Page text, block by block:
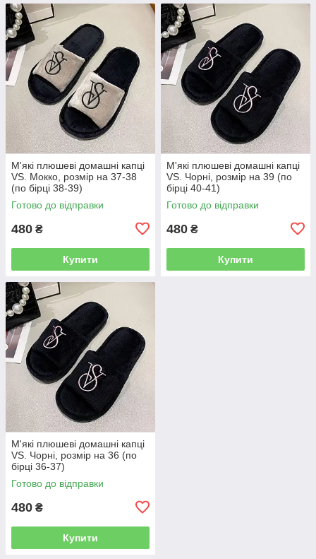
М'які плюшеві домашні капці
VS. Мокко, розмір на 37-38
(по бірці 38-39)
Готово до відправки
480 ₴
Купити
М'які плюшеві домашні капці
VS. Чорні, розмір на 39 (по
бірці 40-41)
Готово до відправки
480 ₴
Купити
М'які плюшеві домашні капці
VS. Чорні, розмір на 36 (по
бірці 36-37)
Готово до відправки
480 ₴
Купити